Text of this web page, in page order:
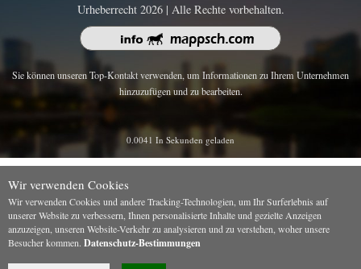
Urheberrecht 2026 | Alle Rechte vorbehalten.
Sie können unseren Top-Kontakt verwenden, um Informationen zu Ihrem Unternehmen
hinzuzufügen und zu bearbeiten.
0.0041 In Sekunden geladen
Wir verwenden Cookies
Wir verwenden Cookies und andere Tracking-Technologien, um Ihr Surferlebnis auf
unserer Website zu verbessern, Ihnen personalisierte Inhalte und gezielte Anzeigen
anzuzeigen, unseren Website-Verkehr zu analysieren und zu verstehen, woher unsere
Besucher kommen. Datenschutz-Bestimmungen